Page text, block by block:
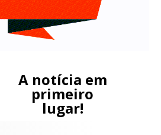
A notícia em
primeiro
lugar!